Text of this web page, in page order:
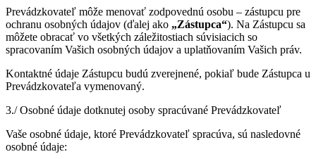
Prevádzkovateľ môže menovať zodpovednú osobu – zástupcu pre
ochranu osobných údajov (ďalej ako „Zástupca“). Na Zástupcu sa
môžete obracať vo všetkých záležitostiach súvisiacich so
spracovaním Vašich osobných údajov a uplatňovaním Vašich práv.
Kontaktné údaje Zástupcu budú zverejnené, pokiaľ bude Zástupca u
Prevádzkovateľa vymenovaný.
3./ Osobné údaje dotknutej osoby spracúvané Prevádzkovateľ
Vaše osobné údaje, ktoré Prevádzkovateľ spracúva, sú nasledovné
osobné údaje: